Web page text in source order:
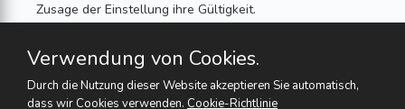
Zusage der Einstellung ihre Gültigkeit.
kann die Bewerberin oder der Bewerber keinen
Anspruch auf eine spätere Verwendung im
Verwendung von Cookies.
Durch die Nutzung dieser Website akzeptieren Sie automatisch,
dass wir Cookies verwenden. Cookie-Richtlinie